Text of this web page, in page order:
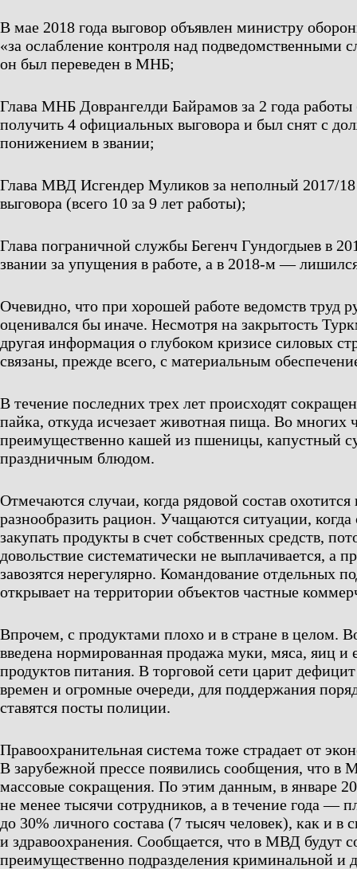
В мае 2018 года выговор объявлен министру
«за ослабление контроля над подведомственными
он был переведен в МНБ;
Глава МНБ Доврангелди Байрамов за 2 года
получить 4 официальных выговора и был снят с
понижением в звании;
Глава МВД Исгендер Муликов за неполный 2017/18
выговора (всего 10 за 9 лет работы);
Глава пограничной службы Бегенч Гундогдыев в
звании за упущения в работе, а в 2018-м —
Очевидно, что при хорошей работе ведомств труд
оценивался бы иначе. Несмотря на закрытость
другая информация о глубоком кризисе силовых
связаны, прежде всего, с материальным
В течение последних трех лет происходят
пайка, откуда исчезает животная пища. Во многих
преимущественно кашей из пшеницы, капустный
праздничным блюдом.
Отмечаются случаи, когда рядовой состав охотится
разнообразить рацион. Учащаются ситуации,
закупать продукты в счет собственных средств,
довольствие систематически не выплачивается, а
завозятся нерегулярно. Командование отдельных
открывает на территории объектов частные
Впрочем, с продуктами плохо и в стране в целом.
введена нормированная продажа муки, мяса, яиц и
продуктов питания. В торговой сети царит
времен и огромные очереди, для поддержания
ставятся посты полиции.
Правоохранительная система тоже страдает от
В зарубежной прессе появились сообщения, что
массовые сокращения. По этим данным, в январе
не менее тысячи сотрудников, а в течение года —
до 30% личного состава (7 тысяч человек), как и в
и здравоохранения. Сообщается, что в МВД будут
преимущественно подразделения криминальной и